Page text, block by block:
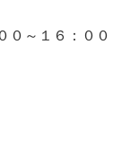
０～１６：００